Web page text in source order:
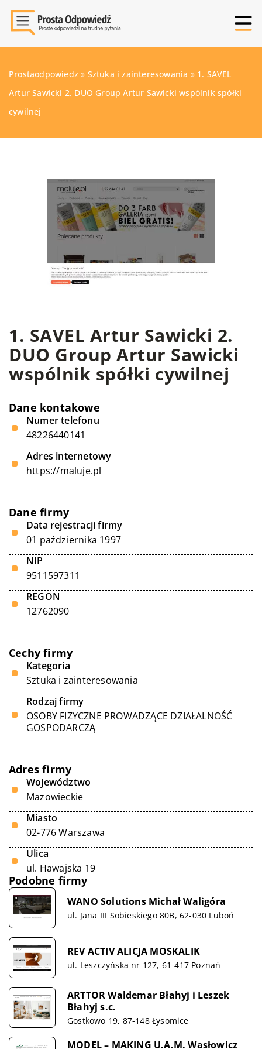
Prostaodpowiedz » Sztuka i zainteresowania » 1. SAVEL
Artur Sawicki 2. DUO Group Artur Sawicki wspólnik spółki
cywilnej
1. SAVEL Artur Sawicki 2.
DUO Group Artur Sawicki
wspólnik spółki cywilnej
Dane kontakowe
Numer telefonu
48226440141
Adres internetowy
https://maluje.pl
Dane firmy
Data rejestracji firmy
01 października 1997
NIP
9511597311
REGON
12762090
Cechy firmy
Kategoria
Sztuka i zainteresowania
Rodzaj firmy
OSOBY FIZYCZNE PROWADZĄCE DZIAŁALNOŚĆ
GOSPODARCZĄ
Adres firmy
Województwo
Mazowieckie
Miasto
02-776 Warszawa
Ulica
ul. Hawajska 19
Podobne firmy
WANO Solutions Michał Waligóra
ul. Jana III Sobieskiego 80B, 62-030 Luboń
REV ACTIV ALICJA MOSKALIK
ul. Leszczyńska nr 127, 61-417 Poznań
ARTTOR Waldemar Błahyj i Leszek
Błahyj s.c.
Gostkowo 19, 87-148 Łysomice
MODEL – MAKING U.A.M. Wasłowicz